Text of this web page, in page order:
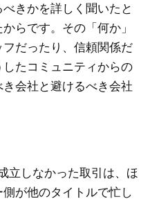
きかを詳しく聞いたと
らです。その「何か」
だったり、信頼関係だ
たコミュニティからの
会社と避けるべき会社
立しなかった取引は、ほ
が他のタイトルで忙し